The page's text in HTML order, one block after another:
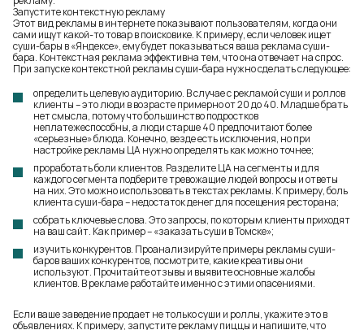
Запустите контекстную рекламу
Этот вид рекламы в интернете показывают пользователям, когда они
сами ищут какой-то товар в поисковике. К примеру, если человек ищет
суши-бары в «Яндексе», ему будет показываться ваша реклама суши-
бара. Контекстная реклама эффективна тем, что она отвечает на спрос.
При запуске контекстной рекламы суши-бара нужно сделать следующее:
определить целевую аудиторию. В случае с рекламой суши и роллов
клиенты – это люди в возрасте примерно от 20 до 40. Младше брать
нет смысла, потому что большинство подростков
неплатежеспособны, а люди старше 40 предпочитают более
«серьезные» блюда. Конечно, везде есть исключения, но при
настройке рекламы ЦА нужно определять как можно точнее;
проработать боли клиентов. Разделите ЦА на сегменты и для
каждого сегмента подберите тревожащие людей вопросы и ответы
на них. Это можно использовать в текстах рекламы. К примеру, боль
клиента суши-бара – недостаток денег для посещения ресторана;
собрать ключевые слова. Это запросы, по которым клиенты приходят
на ваш сайт. Как пример – «заказать суши в Томске»;
изучить конкурентов. Проанализируйте примеры рекламы суши-
баров ваших конкурентов, посмотрите, какие креативы они
используют. Прочитайте отзывы и выявите основные жалобы
клиентов. В рекламе работайте именно с этими опасениями.
Если ваше заведение продает не только суши и роллы, укажите это в
объявлениях. К примеру, запуститерекламу пиццы и напишите, что